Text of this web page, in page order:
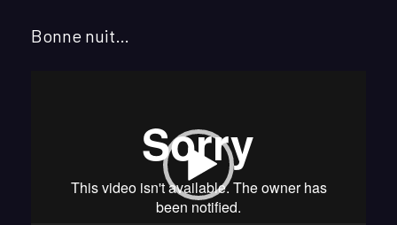
Bonne nuit…